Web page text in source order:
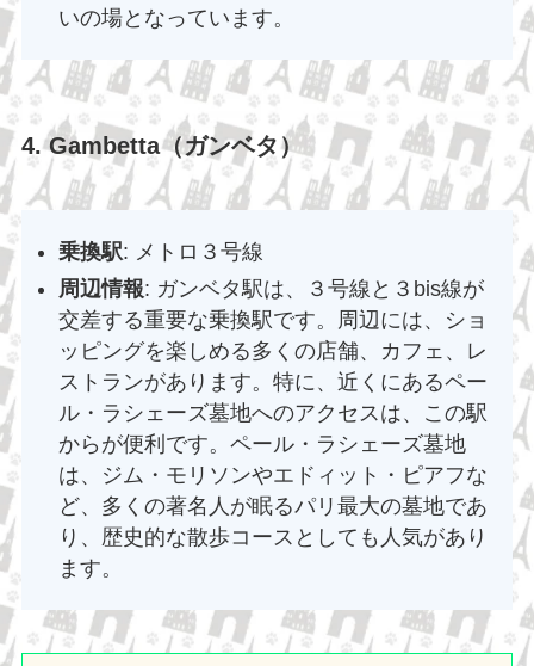
いの場となっています。
4. Gambetta（ガンベタ）
乗換駅: メトロ３号線
周辺情報: ガンベタ駅は、３号線と３bis線が
交差する重要な乗換駅です。周辺には、ショ
ッピングを楽しめる多くの店舗、カフェ、レ
ストランがあります。特に、近くにあるペー
ル・ラシェーズ墓地へのアクセスは、この駅
からが便利です。ペール・ラシェーズ墓地
は、ジム・モリソンやエドィット・ピアフな
ど、多くの著名人が眠るパリ最大の墓地であ
り、歴史的な散歩コースとしても人気があり
ます。